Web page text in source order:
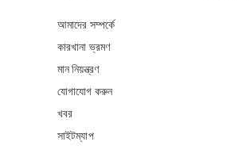
আমাদের সম্পর্কে
কারখানা ভ্রমণ
মান নিয়ন্ত্রণ
যোগাযোগ করুন
খবর
সাইটম্যাপ